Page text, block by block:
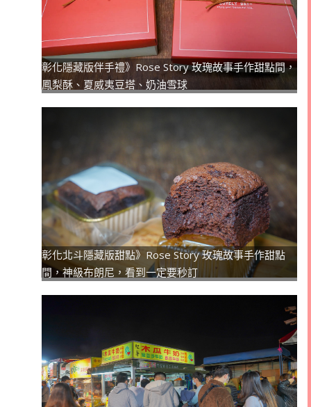
彰化隱藏版伴手禮》Rose Story 玫瑰故事手作甜點間，
鳳梨酥、夏威夷豆塔、奶油雪球
彰化北斗隱藏版甜點》Rose Story 玫瑰故事手作甜點
間，神級布朗尼，看到一定要秒訂